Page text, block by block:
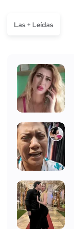
Las + Leídas